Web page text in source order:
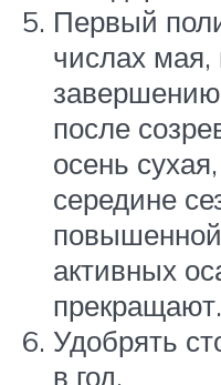
Первый
числах мая,
завершению
после
осень
середине
активных
прекращают.
Удобрять
в год.